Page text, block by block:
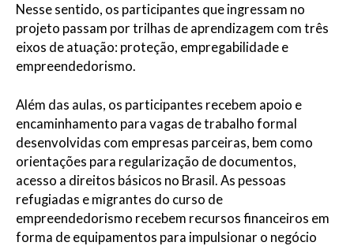
Nesse sentido, os participantes que ingressam no
projeto passam por trilhas de aprendizagem com três
eixos de atuação: proteção, empregabilidade e
empreendedorismo.
Além das aulas, os participantes recebem apoio e
encaminhamento para vagas de trabalho formal
desenvolvidas com empresas parceiras, bem como
orientações para regularização de documentos,
acesso a direitos básicos no Brasil. As pessoas
refugiadas e migrantes do curso de
empreendedorismo recebem recursos financeiros em
forma de equipamentos para impulsionar o negócio